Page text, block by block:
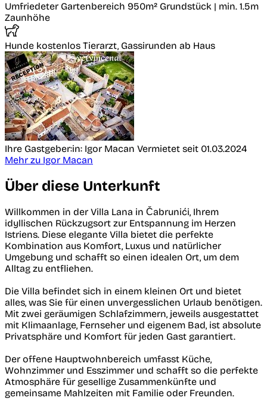
Umfriedeter Gartenbereich 950m² Grundstück | min. 1.5m
Zaunhöhe
Hunde kostenlos Tierarzt, Gassirunden ab Haus
Ihre Gastgeber:in: Igor Macan Vermietet seit 01.03.2024
Mehr zu Igor Macan
Über diese Unterkunft
Willkommen in der Villa Lana in Čabrunići, Ihrem
idyllischen Rückzugsort zur Entspannung im Herzen
Istriens. Diese elegante Villa bietet die perfekte
Kombination aus Komfort, Luxus und natürlicher
Umgebung und schafft so einen idealen Ort, um dem
Alltag zu entfliehen.
Die Villa befindet sich in einem kleinen Ort und bietet
alles, was Sie für einen unvergesslichen Urlaub benötigen.
Mit zwei geräumigen Schlafzimmern, jeweils ausgestattet
mit Klimaanlage, Fernseher und eigenem Bad, ist absolute
Privatsphäre und Komfort für jeden Gast garantiert.
Der offene Hauptwohnbereich umfasst Küche,
Wohnzimmer und Esszimmer und schafft so die perfekte
Atmosphäre für gesellige Zusammenkünfte und
gemeinsame Mahlzeiten mit Familie oder Freunden.